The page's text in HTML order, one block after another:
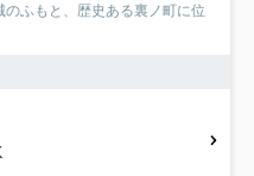
ふもと、歴史ある裏ノ町に位